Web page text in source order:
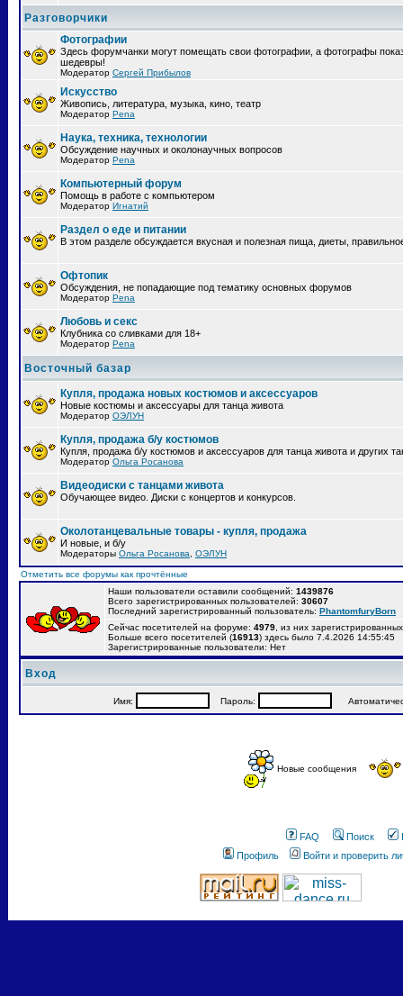
Разговорчики
Фотографии
Здесь форумчанки могут помещать свои фотографии, а фотографы
шедевры!
Модератор Сергей Прибылов
Искусство
Живопись, литература, музыка, кино, театр
Модератор Pena
Наука, техника, технологии
Обсуждение научных и околонаучных вопросов
Модератор Pena
Компьютерный форум
Помощь в работе с компьютером
Модератор Игнатий
Раздел о еде и питании
В этом разделе обсуждается вкусная и полезная пища, диеты,
Офтопик
Обсуждения, не попадающие под тематику основных форумов
Модератор Pena
Любовь и секс
Клубника со сливками для 18+
Модератор Pena
Восточный базар
Купля, продажа новых костюмов и аксессуаров
Новые костюмы и аксессуары для танца живота
Модератор ОЭЛУН
Купля, продажа б/у костюмов
Купля, продажа б/у костюмов и аксессуаров для танца живота и других
Модератор Ольга Росанова
Видеодиски с танцами живота
Обучающее видео. Диски с концертов и конкурсов.
Околотанцевальные товары - купля, продажа
И новые, и б/у
Модераторы Ольга Росанова ОЭЛУН
Отметить все форумы как прочтённые
Наши пользователи оставили сообщений: 1439876
Всего зарегистрированных пользователей: 30607
Последний зарегистрированный пользователь: PhantomfuryBorn
Сейчас посетителей на форуме: 4979 , из них
Больше всего посетителей (16913) здесь было 7.4.2026 14:55:45
Зарегистрированные пользователи: Нет
Вход
Имя: Пароль:
Новые сообщения
FAQ Поиск
Профиль
Войти и проверить